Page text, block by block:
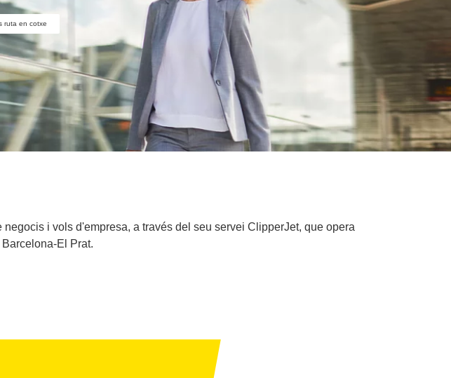
ruta en cotxe
i vols d'empresa, a través del seu servei ClipperJet, que opera
El Prat.